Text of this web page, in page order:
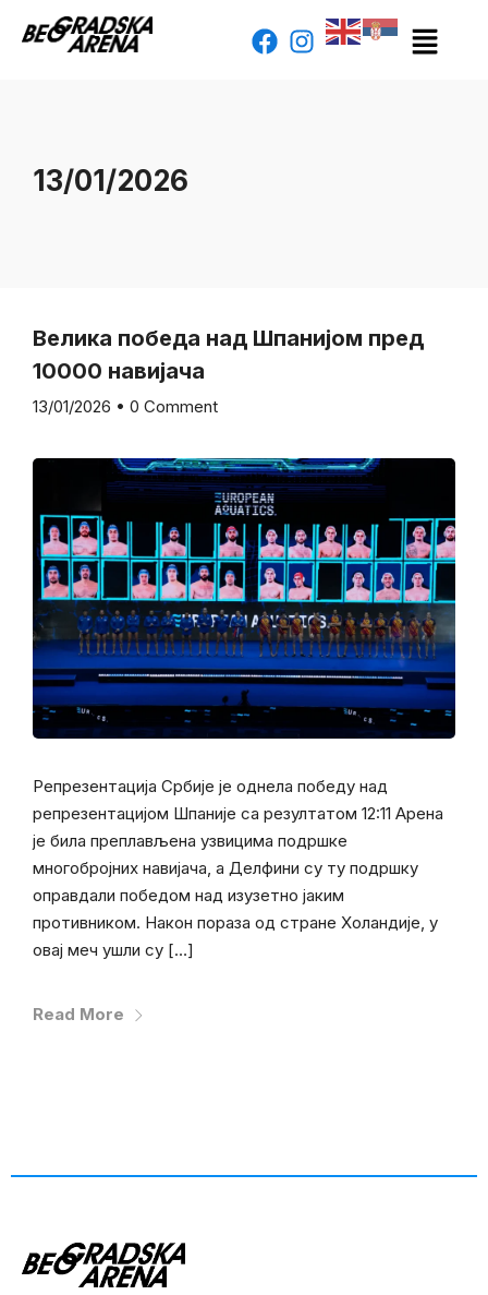
13/01/2026
Велика победа над Шпанијом пред
10000 навијача
13/01/2026 • 0 Comment
Репрезентација Србије је однела победу над
репрезентацијом Шпаније са резултатом 12:11 Арена
је била преплављена узвицима подршке
многобројних навијача, а Делфини су ту подршку
оправдали победом над изузетно јаким
противником. Након пораза од стране Холандије, у
овај меч ушли су […]
Read More